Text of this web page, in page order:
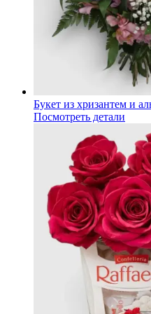
Букет из хризантем и
Посмотреть детали